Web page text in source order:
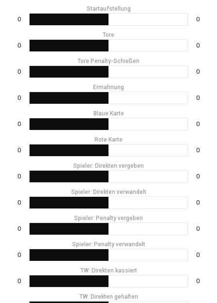
Startaufstellung
0 0
Tore
0 0
Tore Penalty-Schießen
0 0
Ermahnung
0 0
Blaue Karte
0 0
Rote Karte
0 0
Spieler: Direkten vergeben
0 0
Spieler: Direkten verwandelt
0 0
Spieler: Penalty vergeben
0 0
Spieler: Penalty verwandelt
0 0
TW: Direkten kassiert
0 0
TW: Direkten gehalten